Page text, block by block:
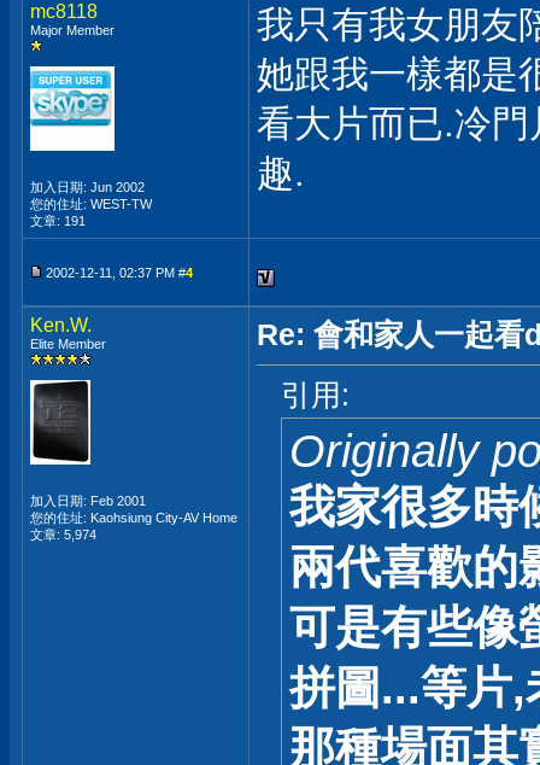
mc8118
Major Member
加入日期: Jun 2002
您的住址: WEST-TW
文章: 191
我只有我女朋友
她跟我一樣都是
看大片而已.冷
趣.
2002-12-11, 02:37 PM #4
Ken.W.
Elite Member
加入日期: Feb 2001
您的住址: Kaohsiung City-AV Home
文章: 5,974
Re: 會和家人一起看
引用:
Originally
我家很多時
兩代喜歡的
可是有些像
拼圖...等片,
那種場面其